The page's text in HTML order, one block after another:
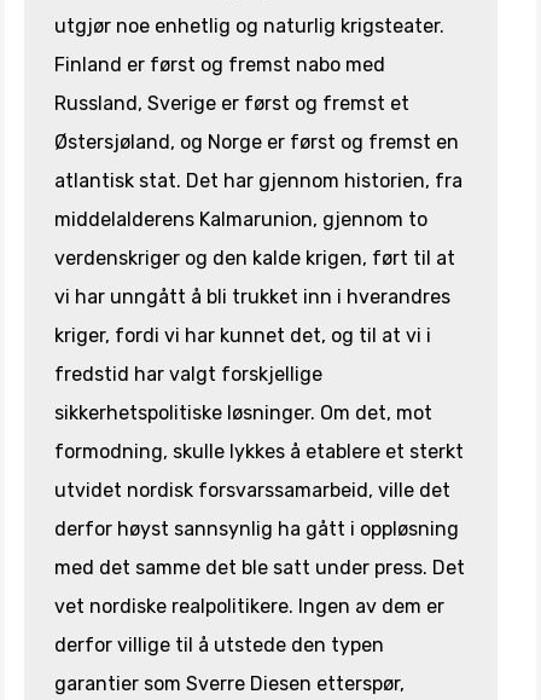
utgjør noe enhetlig og naturlig krigsteater.
Finland er først og fremst nabo med
Russland, Sverige er først og fremst et
Østersjøland, og Norge er først og fremst en
atlantisk stat. Det har gjennom historien, fra
middelalderens Kalmarunion, gjennom to
verdenskriger og den kalde krigen, ført til at
vi har unngått å bli trukket inn i hverandres
kriger, fordi vi har kunnet det, og til at vi i
fredstid har valgt forskjellige
sikkerhetspolitiske løsninger. Om det, mot
formodning, skulle lykkes å etablere et sterkt
utvidet nordisk forsvarssamarbeid, ville det
derfor høyst sannsynlig ha gått i oppløsning
med det samme det ble satt under press. Det
vet nordiske realpolitikere. Ingen av dem er
derfor villige til å utstede den typen
garantier som Sverre Diesen etterspør,